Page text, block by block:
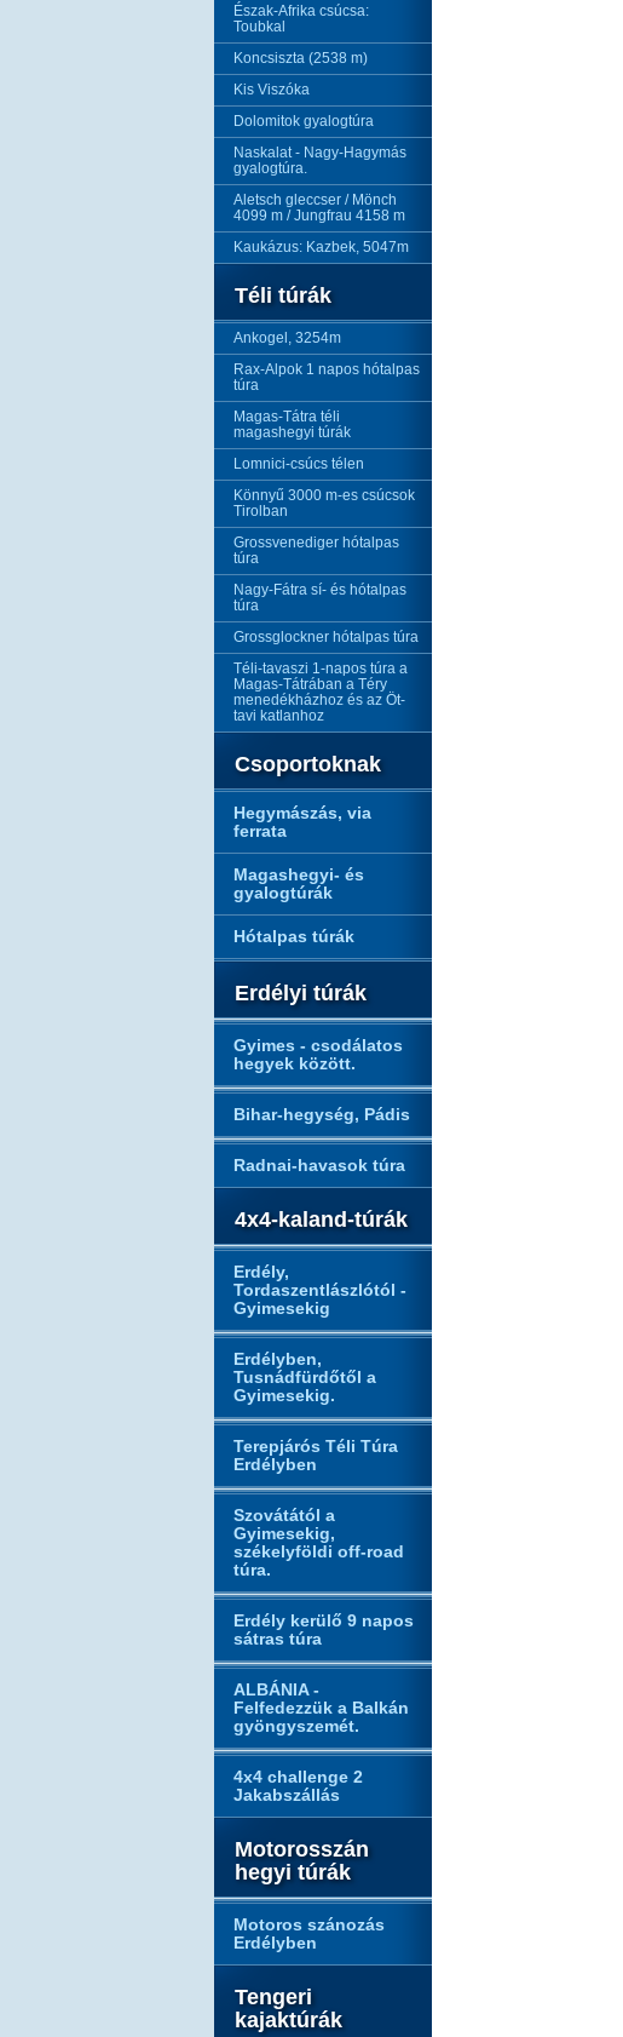
Észak-Afrika csúcsa:
Toubkal
Koncsiszta (2538 m)
Kis Viszóka
Dolomitok gyalogtúra
Naskalat - Nagy-Hagymás
gyalogtúra.
Aletsch gleccser / Mönch
4099 m / Jungfrau 4158 m
Kaukázus: Kazbek, 5047m
Téli túrák
Ankogel, 3254m
Rax-Alpok 1 napos hótalpas
túra
Magas-Tátra téli
magashegyi túrák
Lomnici-csúcs télen
Könnyű 3000 m-es csúcsok
Tirolban
Grossvenediger hótalpas
túra
Nagy-Fátra sí- és hótalpas
túra
Grossglockner hótalpas túra
Téli-tavaszi 1-napos túra a
Magas-Tátrában a Téry
menedékházhoz és az Öt-
tavi katlanhoz
Csoportoknak
Hegymászás, via
ferrata
Magashegyi- és
gyalogtúrák
Hótalpas túrák
Erdélyi túrák
Gyimes - csodálatos
hegyek között.
Bihar-hegység, Pádis
Radnai-havasok túra
4x4-kaland-túrák
Erdély,
Tordaszentlászlótól -
Gyimesekig
Erdélyben,
Tusnádfürdőtől a
Gyimesekig.
Terepjárós Téli Túra
Erdélyben
Szovátától a
Gyimesekig,
székelyföldi off-road
túra.
Erdély kerülő 9 napos
sátras túra
ALBÁNIA -
Felfedezzük a Balkán
gyöngyszemét.
4x4 challenge 2
Jakabszállás
Motorosszán
hegyi túrák
Motoros szánozás
Erdélyben
Tengeri
kajaktúrák